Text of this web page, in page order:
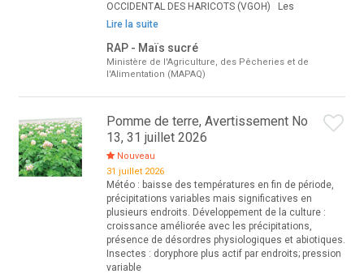
OCCIDENTAL DES HARICOTS (VGOH) Les
Lire la suite
RAP - Maïs sucré
Ministère de l'Agriculture, des Pêcheries et de
l'Alimentation (MAPAQ)
Pomme de terre, Avertissement No
13, 31 juillet 2026
Nouveau
31 juillet 2026
Météo : baisse des températures en fin de période,
précipitations variables mais significatives en
plusieurs endroits. Développement de la culture :
croissance améliorée avec les précipitations,
présence de désordres physiologiques et abiotiques.
Insectes : doryphore plus actif par endroits; pression
variable